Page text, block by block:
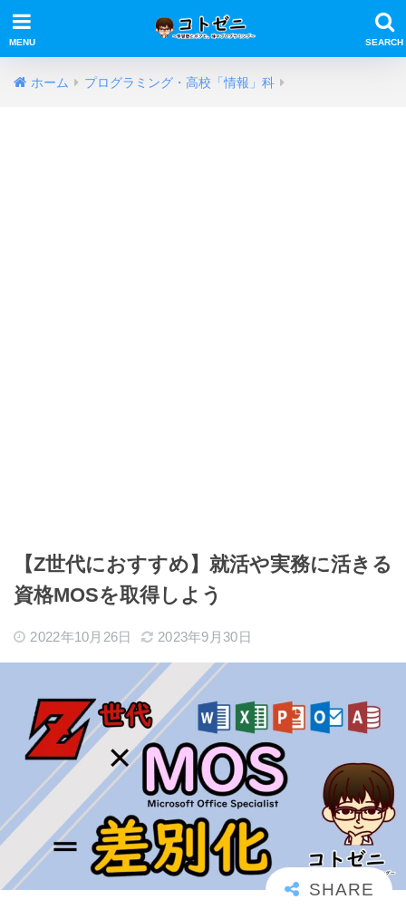
ホーム プログラミング・高校「情報」科
【Z世代におすすめ】就活や実務に活きる
資格MOSを取得しよう
2022年10月26日 2023年9月30日